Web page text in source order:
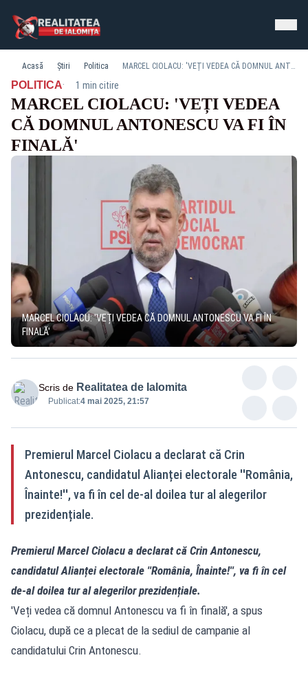
Acasă Știri Politica MARCEL CIOLACU: 'VEȚI VEDEA CĂ DOMNUL ANTONESCU VA FI ÎN FINALĂ'
POLITICA· 1 min citire
MARCEL CIOLACU: 'VEȚI VEDEA
CĂ DOMNUL ANTONESCU VA FI ÎN
FINALĂ'
MARCEL CIOLACU: 'VEȚI VEDEA CĂ DOMNUL ANTONESCU VA FI ÎN
FINALĂ'
Scris de Realitatea de Ialomita
Publicat:4 mai 2025, 21:57
Premierul Marcel Ciolacu a declarat că Crin
Antonescu, candidatul Alianței electorale ''România,
Înainte!'', va fi în cel de-al doilea tur al alegerilor
prezidențiale.
Premierul Marcel Ciolacu a declarat că Crin Antonescu,
candidatul Alianței electorale ''România, Înainte!'', va fi în cel
de-al doilea tur al alegerilor prezidențiale.
'Veți vedea că domnul Antonescu va fi în finală', a spus
Ciolacu, după ce a plecat de la sediul de campanie al
candidatului Crin Antonescu.